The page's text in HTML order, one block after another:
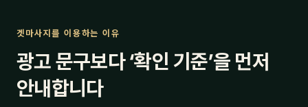
겟마사지를 이용하는 이유
광고 문구보다 ‘확인 기준’을 먼저
안내합니다